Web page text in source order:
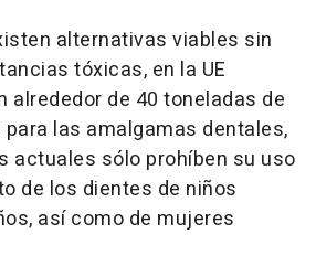
alternativas viables sin
tóxicas, en la UE
alrededor de 40 toneladas de
las amalgamas dentales,
actuales sólo prohíben su uso
de los dientes de niños
así como de mujeres